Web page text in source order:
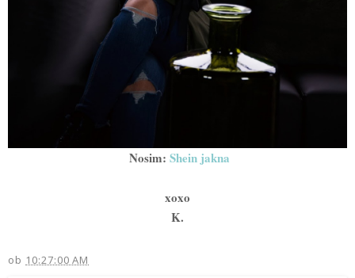
Nosim: Shein jakna
xoxo
K.
ob 10:27:00 AM